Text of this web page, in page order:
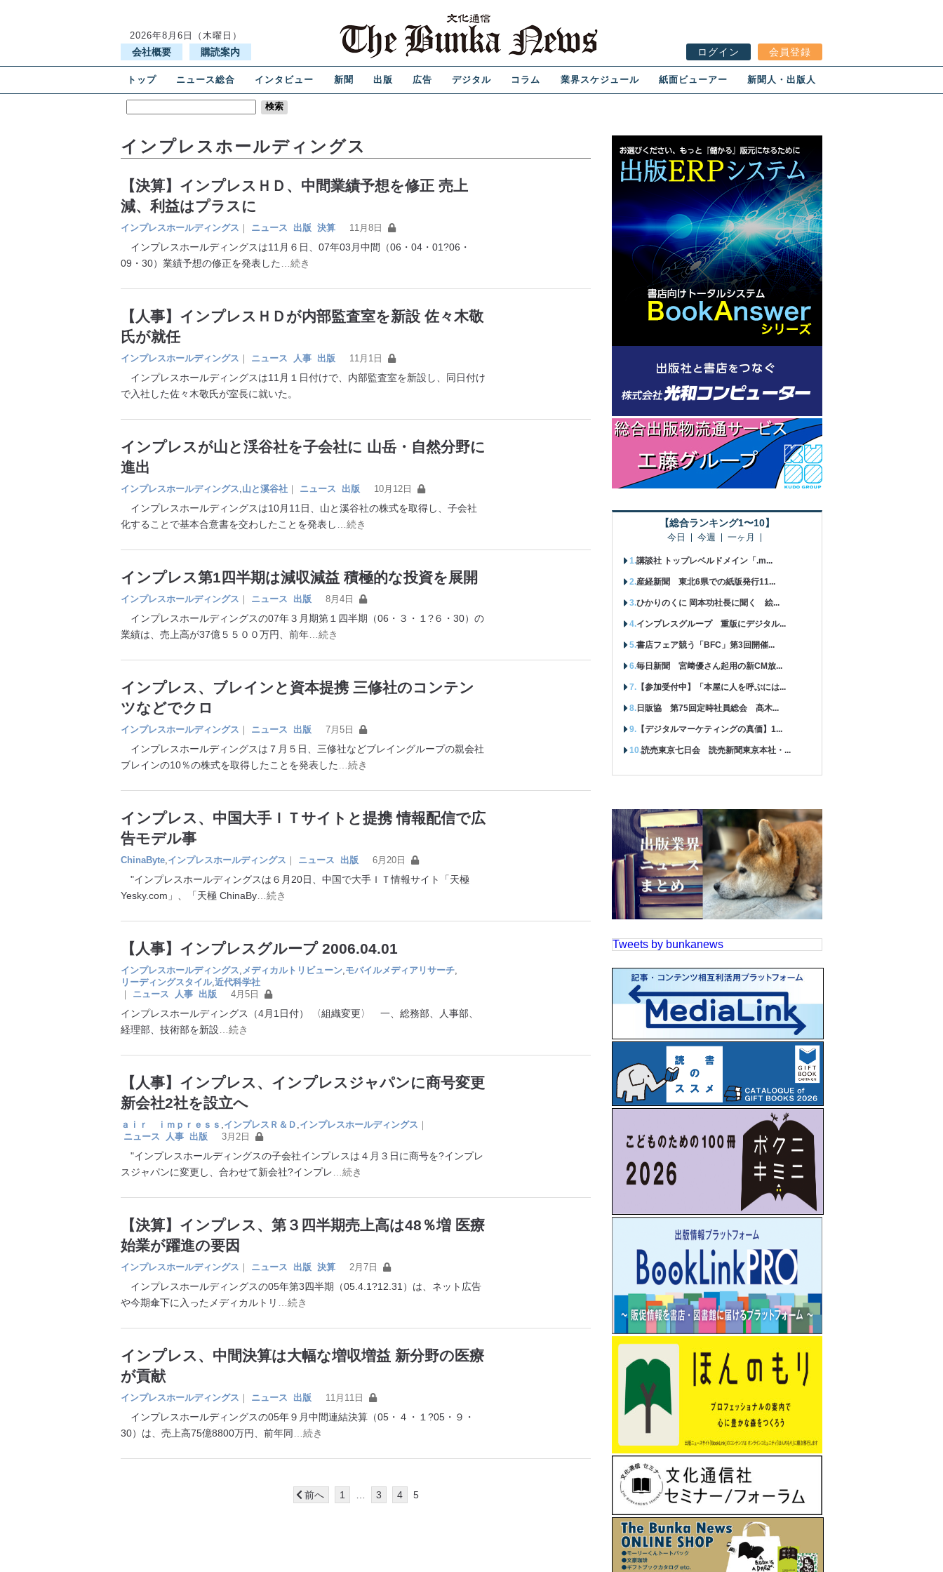
2026年8月6日（木曜日）
会社概要 購読案内 ログイン 会員登録
トップ ニュース総合 インタビュー 新聞 出版 広告 デジタル コラム 業界スケジュール 紙面ビューアー 新聞人・出版人
インプレスホールディングス
【決算】インプレスＨＤ、中間業績予想を修正 売上
減、利益はプラスに
インプレスホールディングス ｜ ニュース 出版 決算 11月8日
インプレスホールディングスは11月６日、07年03月中間（06・04・01?06・
09・30）業績予想の修正を発表した
…続き
【人事】インプレスＨＤが内部監査室を新設 佐々木敬
氏が就任
インプレスホールディングス ｜ ニュース 人事 出版 11月1日
インプレスホールディングスは11月１日付けで、内部監査室を新設し、同日付け
で入社した佐々木敬氏が室長に就いた。
インプレスが山と渓谷社を子会社に 山岳・自然分野に
進出
インプレスホールディングス,山と溪谷社 ｜ ニュース 出版 10月12日
インプレスホールディングスは10月11日、山と溪谷社の株式を取得し、子会社
化することで基本合意書を交わしたことを発表し
…続き
インプレス第1四半期は減収減益 積極的な投資を展開
インプレスホールディングス ｜ ニュース 出版 8月4日
インプレスホールディングスの07年３月期第１四半期（06・３・１?６・30）の
業績は、売上高が37億５５００万円、前年 …続き
インプレス、ブレインと資本提携 三修社のコンテン
ツなどでクロ
インプレスホールディングス ｜ ニュース 出版 7月5日
インプレスホールディングスは７月５日、三修社などブレイングループの親会社
ブレインの10％の株式を取得したことを発表した
…続き
インプレス、中国大手ＩＴサイトと提携 情報配信で広
告モデル事
ChinaByte,インプレスホールディングス ｜ ニュース 出版 6月20日
"インプレスホールディングスは６月20日、中国で大手ＩＴ情報サイト「天極
Yesky.com」、「天極 ChinaBy …続き
【人事】インプレスグループ 2006.04.01
インプレスホールディングス,メディカルトリビューン,モバイルメディアリサーチ,
リーディングスタイル,近代科学社
｜
ニュース 人事 出版 4月5日
インプレスホールディングス（4月1日付） 〈組織変更〉 一、総務部、人事部、
経理部、技術部を新設 …続き
【人事】インプレス、インプレスジャパンに商号変更
新会社2社を設立へ
ａｉｒ ｉｍｐｒｅｓｓ ,インプレスＲ＆Ｄ ,インプレスホールディングス ｜
ニュース
人事 出版 3月2日
"インプレスホールディングスの子会社インプレスは４月３日に商号を?インプレ
スジャパンに変更し、合わせて新会社?インプレ
…続き
【決算】インプレス、第３四半期売上高は48％増 医療
始業が躍進の要因
インプレスホールディングス ｜ ニュース 出版 決算 2月7日
インプレスホールディングスの05年第3四半期（05.4.1?12.31）は、ネット広告
や今期傘下に入ったメディカルトリ
…続き
インプレス、中間決算は大幅な増収増益 新分野の医療
が貢献
インプレスホールディングス ｜ ニュース 出版 11月11日
インプレスホールディングスの05年９月中間連結決算（05・４・１?05・９・
30）は、売上高75億8800万円、前年同
…続き
前へ 1 3 4 5
【総合ランキング1〜10】
今日 今週 一ヶ月
講談社 トップレベルドメイン「.m...
産経新聞 東北6県での紙版発行11...
ひかりのくに 岡本功社長に聞く 絵...
インプレスグループ 重版にデジタル...
書店フェア競う「BFC」第3回開催...
毎日新聞 宮﨑優さん起用の新CM放...
【参加受付中】「本屋に人を呼ぶには...
日販協 第75回定時社員総会 髙木...
【デジタルマーケティングの真価】1...
読売東京七日会 読売新聞東京本社・...
Tweets by bunkanews